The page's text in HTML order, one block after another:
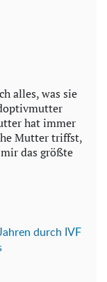
alles, was sie
hat immer
Mutter triffst,
das größte
durch IVF